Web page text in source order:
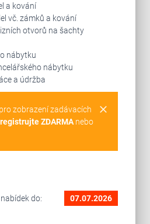
a kování
vč. zámků a kování
otvorů na šachty
nábytku
nábytku
a údržba
clear
pro zobrazení zadávacích
ZDARMAnebo
do: 07.07.2026